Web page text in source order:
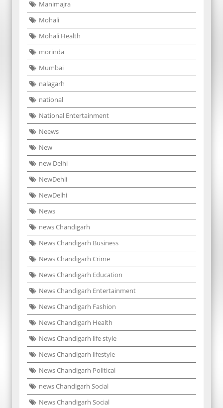
Manimajra
Mohali
Mohali Health
morinda
Mumbai
nalagarh
national
National Entertainment
Neews
New
new Delhi
NewDehli
NewDelhi
News
news Chandigarh
News Chandigarh Business
News Chandigarh Crime
News Chandigarh Education
News Chandigarh Entertainment
News Chandigarh Fashion
News Chandigarh Health
News Chandigarh life style
News Chandigarh lifestyle
News Chandigarh Political
news Chandigarh Social
News Chandigarh Social